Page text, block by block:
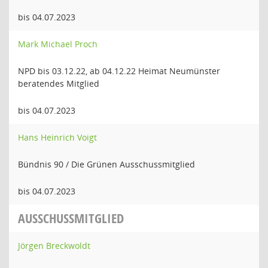
bis 04.07.2023
Mark Michael Proch
NPD bis 03.12.22, ab 04.12.22 Heimat Neumünster
beratendes Mitglied
bis 04.07.2023
Hans Heinrich Voigt
Bündnis 90 / Die Grünen Ausschussmitglied
bis 04.07.2023
AUSSCHUSSMITGLIED
Jörgen Breckwoldt